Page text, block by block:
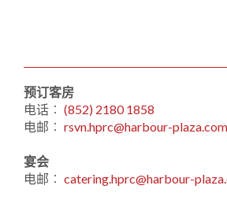
预订客房
电话︰ (852) 2180 1858
电邮︰ rsvn.hprc@harbour-plaza.com
宴会
电邮︰ catering.hprc@harbour-